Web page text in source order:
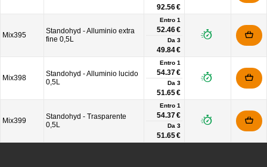
92.56 €
Mix395
Standohyd - Alluminio extra
fine 0,5L
Entro 1
52.46 €
Da 3
49.84 €
Mix398
Standohyd - Alluminio lucido
0,5L
Entro 1
54.37 €
Da 3
51.65 €
Mix399
Standohyd - Trasparente
0,5L
Entro 1
54.37 €
Da 3
51.65 €